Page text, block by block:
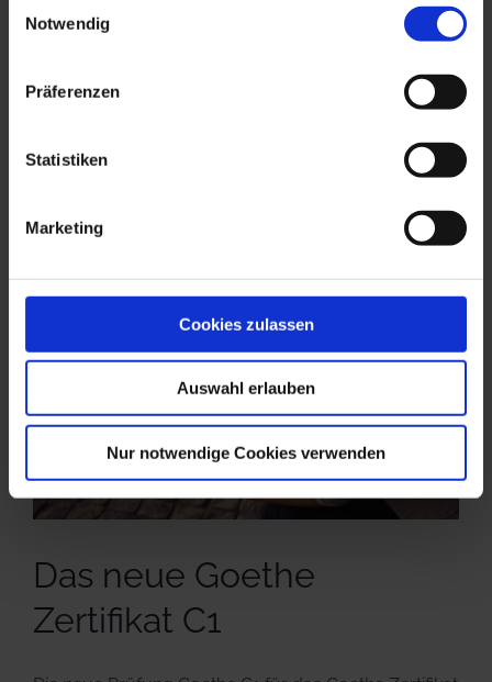
Notwendig
Präferenzen
Statistiken
Marketing
Cookies zulassen
Auswahl erlauben
Nur notwendige Cookies verwenden
Die Veranstaltung ist kostenlos. Um Euch einen link
Das neue Goethe
Zertifikat C1